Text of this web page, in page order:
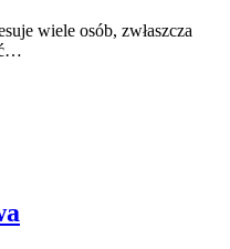
wiele osób, zwłaszcza